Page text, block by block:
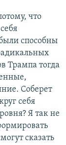
что
способны
Трампа тогда
Соберет
себя
Я так не
сказать